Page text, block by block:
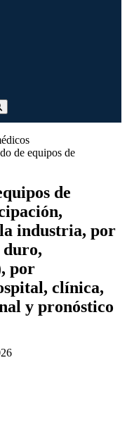
de equipos de
de
industria, por
duro,
por
clínica,
y pronóstico